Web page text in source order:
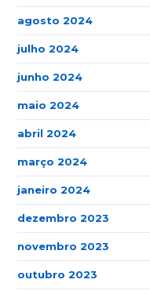
agosto 2024
julho 2024
junho 2024
maio 2024
abril 2024
março 2024
janeiro 2024
dezembro 2023
novembro 2023
outubro 2023